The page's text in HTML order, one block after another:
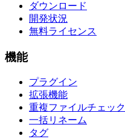
ダウンロード
開発状況
無料ライセンス
機能
プラグイン
拡張機能
重複ファイルチェック
一括リネーム
タグ